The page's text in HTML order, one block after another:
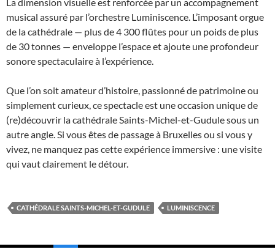
musical assuré par l’orchestre Luminiscence. L’imposant orgue
de la cathédrale — plus de 4 300 flûtes pour un poids de plus
de 30 tonnes — enveloppe l’espace et ajoute une profondeur
sonore spectaculaire à l’expérience.
Que l’on soit amateur d’histoire, passionné de patrimoine ou
simplement curieux, ce spectacle est une occasion unique de
(re)découvrir la cathédrale Saints-Michel-et-Gudule sous un
autre angle. Si vous êtes de passage à Bruxelles ou si vous y
vivez, ne manquez pas cette expérience immersive : une visite
qui vaut clairement le détour.
CATHÉDRALE SAINTS-MICHEL-ET-GUDULE LUMINISCENCE